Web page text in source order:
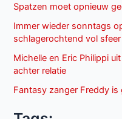
Spatzen moet opnieuw
Immer wieder sonntags
schlagerochtend vol sfeer
Michelle en Eric Philippi
achter relatie
Fantasy zanger Freddy